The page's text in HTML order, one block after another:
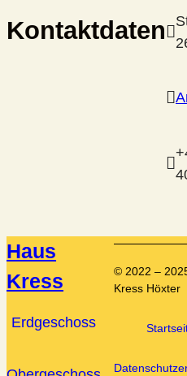
Kontaktdaten


Haus
Kress
Erdgeschoss
© 2022 –
Kress Höxter